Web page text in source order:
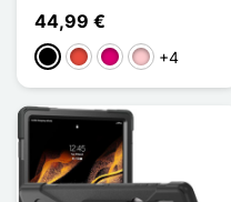
44,99 €
PretoVermelho
Magenta
Rosa+4